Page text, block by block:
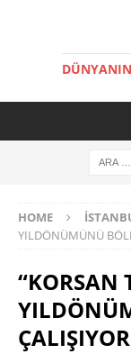
HOME
YILDÖNÜMÜNÜ
“KORSAN